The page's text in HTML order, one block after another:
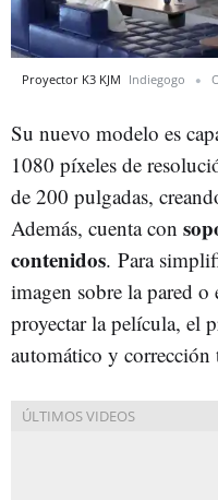
Proyector K3 KJM Indiegogo
Su nuevo modelo es
1080 píxeles de
de 200 pulgadas,
Además, cuenta con
contenidos. Para
imagen sobre la pared o
proyectar la película, el
automático y corrección